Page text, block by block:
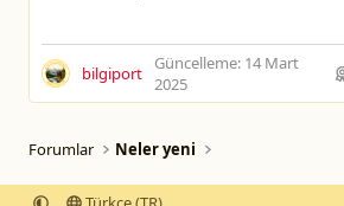
bilgiport Güncelleme: 14 Mart
2025
Forumlar Neler yeni